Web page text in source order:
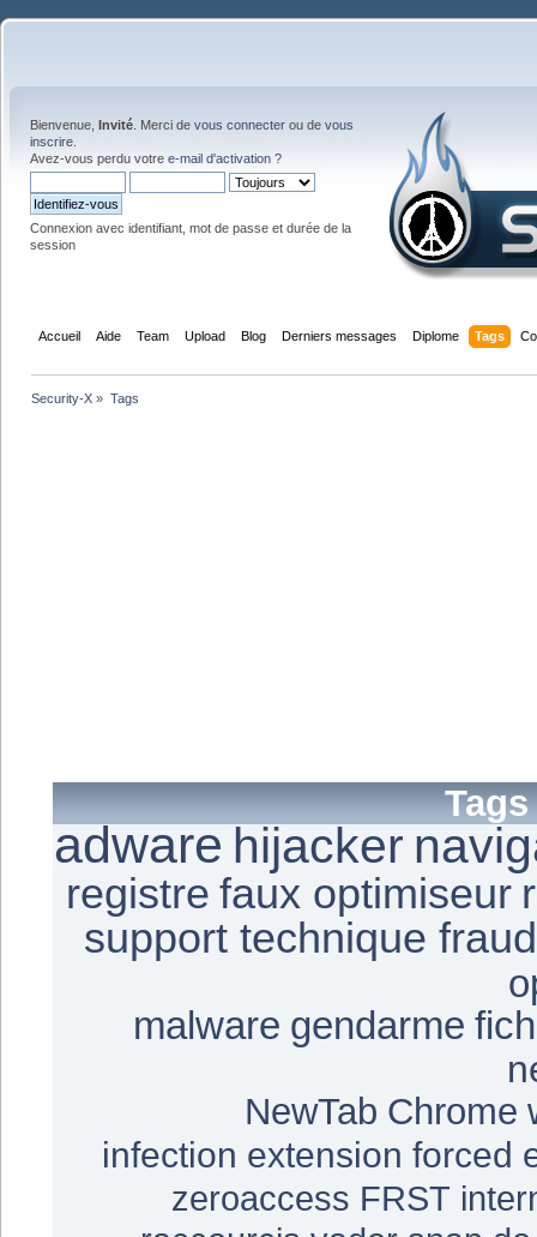
Bienvenue, Invité . Merci de vous connecter ou de vous
inscrire
Avez-vous perdu votre e-mail d'activation ?
Connexion avec identifiant, mot de passe et durée de la
session
Accueil Aide Team Upload Blog Derniers messages Diplome Tags
Security-X » Tags
adware hijacker
registre faux optimiseur
support technique
malware gendarme
NewTab Chrome
infection extension forced
zeroaccess FRST